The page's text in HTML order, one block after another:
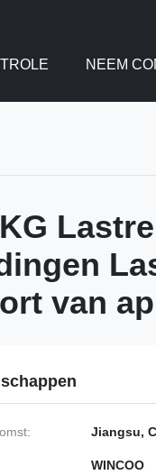
NEEM
van
Jiangsu,
WINCOO